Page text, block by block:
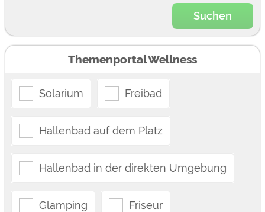
Suchen
Themenportal Wellness
Solarium Freibad
Hallenbad auf dem Platz
Hallenbad in der direkten Umgebung
Glamping Friseur